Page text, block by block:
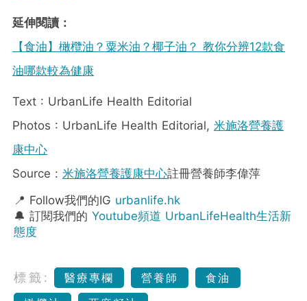
延伸閱讀：
【食油】橄欖油？粟米油？椰子油？ 教你分辨12款食
油哪款較為健康
Text : UrbanLife Health Editorial
Photos : UrbanLife Health Editorial, 米施洛營養護
康中心
Source : 米施洛營養護康中心註冊營養師李偉萍
📍 Follow我們的IG urbanlife.hk
🔔 訂閱我們的 Youtube頻道 UrbanLifeHealth生活新
態度
標籤: 醫療專欄 營養師
食油